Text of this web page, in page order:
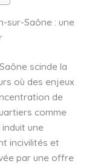
sur-Saône : une
scinde la
où des enjeux
de
comme
induit une
incivilités et
par une offre